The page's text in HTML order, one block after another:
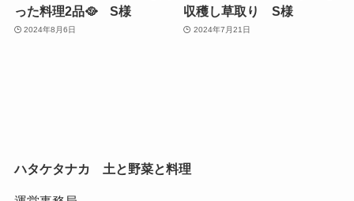
った料理2品🥘 S様
2024年8月6日
収穫し草取り S様
2024年7月21日
ハタケタナカ 土と野菜と料理